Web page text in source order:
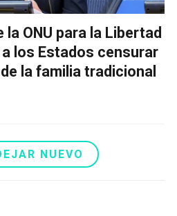
ONU para la Libertad
los Estados censurar
la familia tradicional
NUEVO